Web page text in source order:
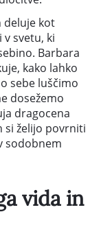
deluje kot
svetu, ki
Barbara
kako lahko
sebe luščimo
dosežemo
dragocena
si želijo povrniti
sodobnem
vida in